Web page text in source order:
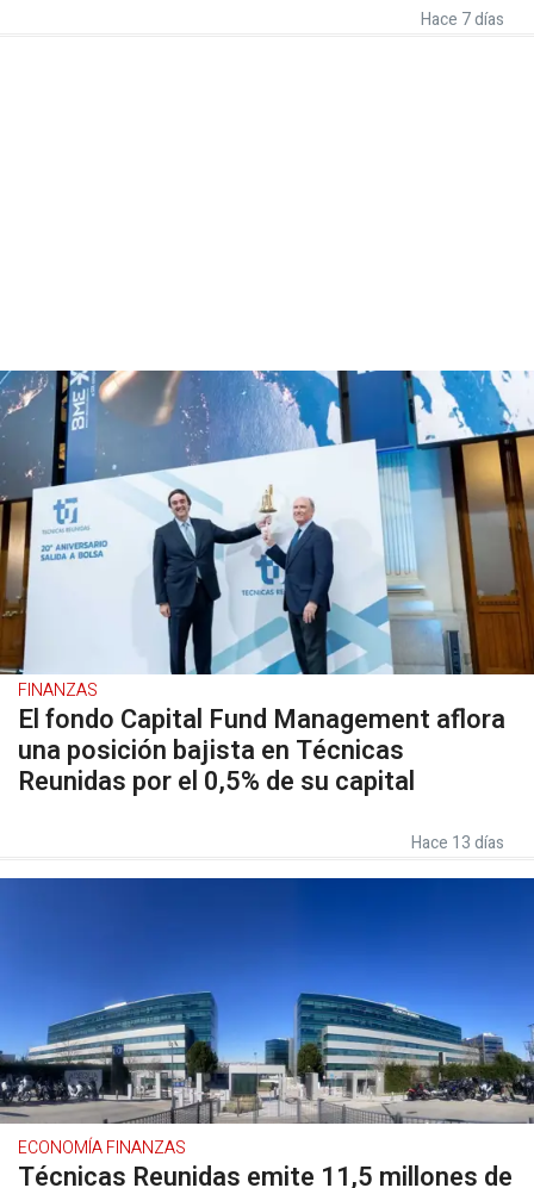
Hace 7 días
FINANZAS
El fondo Capital Fund Management aflora
una posición bajista en Técnicas
Reunidas por el 0,5% de su capital
Hace 13 días
ECONOMÍA FINANZAS
Técnicas Reunidas emite 11,5 millones de